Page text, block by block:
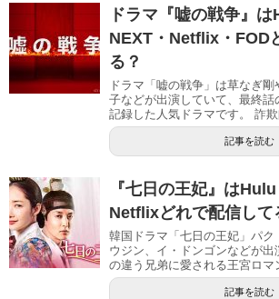
ドラマ『嘘の戦争』
NEXT・Netflix・FOD
る？
ドラマ「嘘の戦争」は草なぎ
子などが出演していて、最終話
記録した人気ドラマです。 詐
記事を読む
『七日の王妃』は
Netflixどれで配信して
韓国ドラマ「七日の王妃」パク
ウジン、イ・ドンゴンなどが
の違う兄弟に愛される王宮ロマ
記事を読む